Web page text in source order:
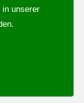
in unserer